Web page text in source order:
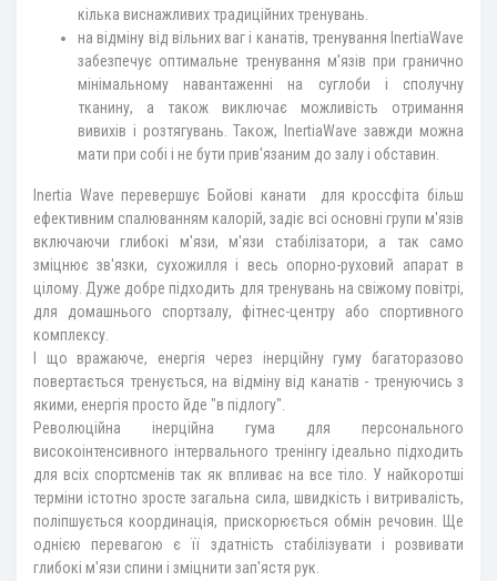
кілька виснажливих традиційних тренувань.
на відміну від вільних ваг і канатів, тренування InertiaWave
забезпечує оптимальне тренування м'язів при гранично
мінімальному навантаженні на суглоби і сполучну
тканину, а також виключає можливість отримання
вивихів і розтягувань. Також, InertiaWave завжди можна
мати при собі і не бути прив'язаним до залу і обставин.
Inertia Wave перевершує Бойові канати для кроссфіта більш
ефективним спалюванням калорій, задіє всі основні групи м'язів
включаючи глибокі м'язи, м'язи стабілізатори, а так само
зміцнює зв'язки, сухожилля і весь опорно-руховий апарат в
цілому. Дуже добре підходить для тренувань на свіжому повітрі,
для домашнього спортзалу, фітнес-центру або спортивного
комплексу.
І що вражаюче, енергія через інерційну гуму багаторазово
повертається тренується, на відміну від канатів - тренуючись з
якими, енергія просто йде "в підлогу".
Революційна інерційна гума для персонального
високоінтенсивного інтервального тренінгу ідеально підходить
для всіх спортсменів так як впливає на все тіло. У найкоротші
терміни істотно зросте загальна сила, швидкість і витривалість,
поліпшується координація, прискорюється обмін речовин. Ще
однією перевагою є її здатність стабілізувати і розвивати
глибокі м'язи спини і зміцнити зап'ястя рук.